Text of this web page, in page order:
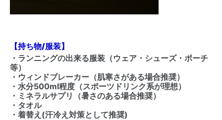
【持ち物/服装】
・ランニングの出来る服装（ウェア・シューズ・ポーチ
等）
・ウィンドブレーカー（肌寒さがある場合推奨）
・水分500ml程度（スポーツドリンク系が理想）
・ミネラルサプリ（暑さのある場合推奨）
・タオル
・着替え(汗冷え対策として推奨)